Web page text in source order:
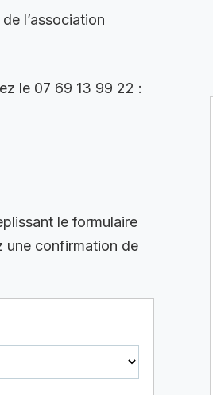
l’association
le 07 69 13 99 22 :
le formulaire
une confirmation de